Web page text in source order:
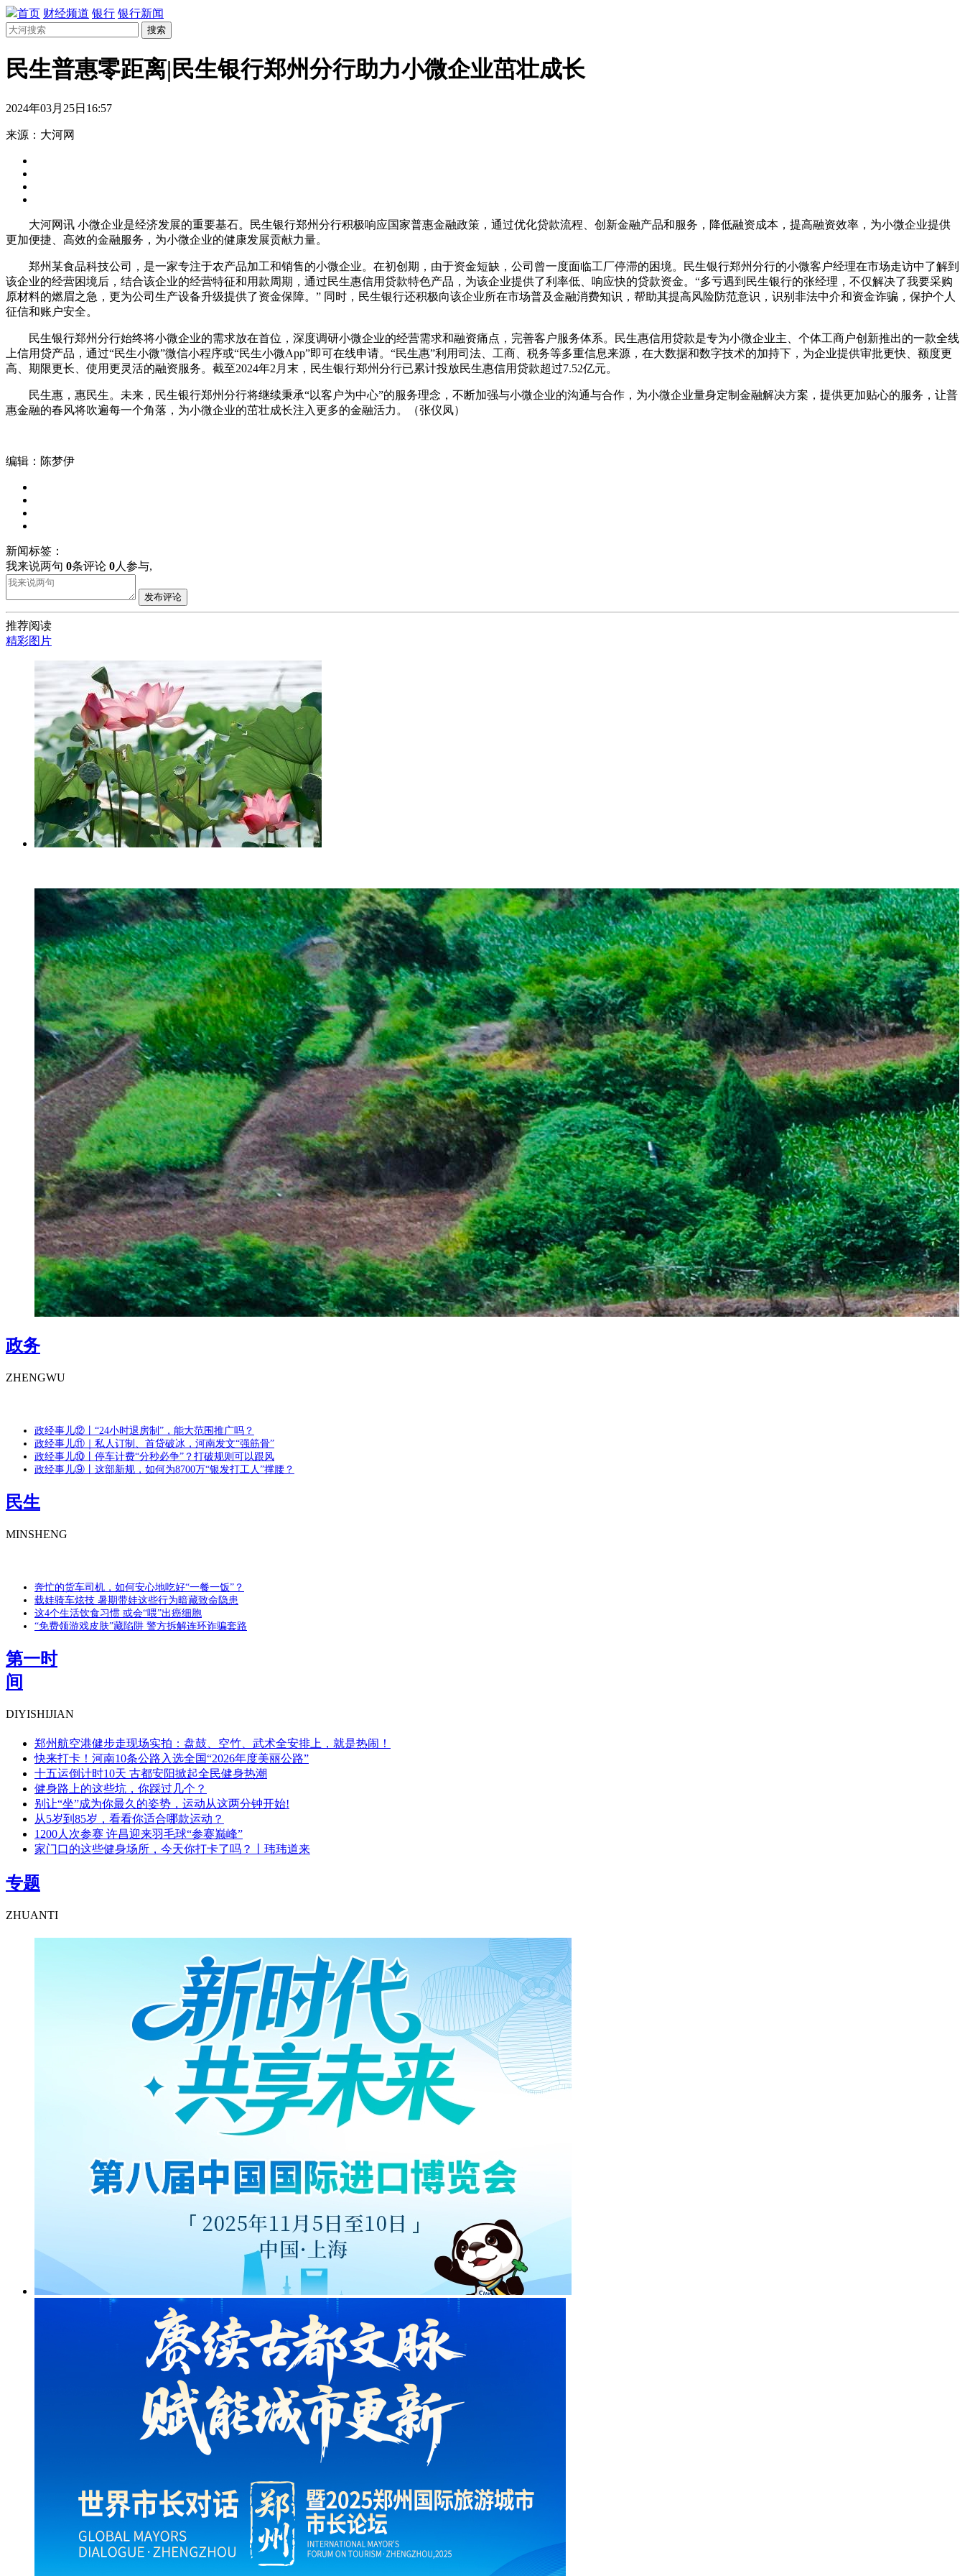
首页 财经频道 银行 银行新闻
搜索
民生普惠零距离|民生银行郑州分行助力小微企业茁壮成长
2024年03月25日16:57
来源：大河网
大河网讯 小微企业是经济发展的重要基石。民生银行郑州分行积极响应国家普惠金融政策，通过优化贷款流程、创新金融产品和服务，降低融资成本，提高融资效率，为小微企业提供
更加便捷、高效的金融服务，为小微企业的健康发展贡献力量。
郑州某食品科技公司，是一家专注于农产品加工和销售的小微企业。在初创期，由于资金短缺，公司曾一度面临工厂停滞的困境。民生银行郑州分行的小微客户经理在市场走访中了解到
该企业的经营困境后，结合该企业的经营特征和用款周期，通过民生惠信用贷款特色产品，为该企业提供了利率低、响应快的贷款资金。“多亏遇到民生银行的张经理，不仅解决了我要采购
原材料的燃眉之急，更为公司生产设备升级提供了资金保障。” 同时，民生银行还积极向该企业所在市场普及金融消费知识，帮助其提高风险防范意识，识别非法中介和资金诈骗，保护个人
征信和账户安全。
民生银行郑州分行始终将小微企业的需求放在首位，深度调研小微企业的经营需求和融资痛点，完善客户服务体系。民生惠信用贷款是专为小微企业主、个体工商户创新推出的一款全线
上信用贷产品，通过“民生小微”微信小程序或“民生小微App”即可在线申请。“民生惠”利用司法、工商、税务等多重信息来源，在大数据和数字技术的加持下，为企业提供审批更快、额度更
高、期限更长、使用更灵活的融资服务。截至2024年2月末，民生银行郑州分行已累计投放民生惠信用贷款超过7.52亿元。
民生惠，惠民生。未来，民生银行郑州分行将继续秉承“以客户为中心”的服务理念，不断加强与小微企业的沟通与合作，为小微企业量身定制金融解决方案，提供更加贴心的服务，让普
惠金融的春风将吹遍每一个角落，为小微企业的茁壮成长注入更多的金融活力。（张仪凤）
编辑：陈梦伊
新闻标签：
我来说两句 0条评论 0人参与,
发布评论
推荐阅读